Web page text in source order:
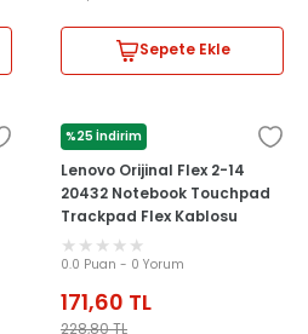
Sepete Ekle
%25 İndirim
LENOVO
Lenovo Orijinal Flex 2-14
20432 Notebook Touchpad
Trackpad Flex Kablosu
0.0 Puan - 0 Yorum
171,60 TL
228,80TL